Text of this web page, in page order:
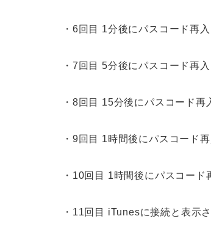
・6回目 1分後にパスコード再
・7回目 5分後にパスコード再
・8回目 15分後にパスコード再
・9回目 1時間後にパスコード
・10回目 1時間後にパスコード
・11回目 iTunesに接続と表示